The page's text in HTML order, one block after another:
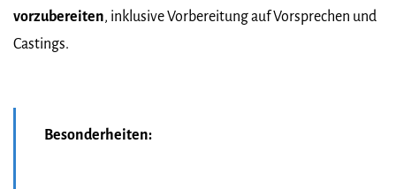
vorzubereiten, inklusive Vorbereitung auf Vorsprechen und
Castings.
Besonderheiten: